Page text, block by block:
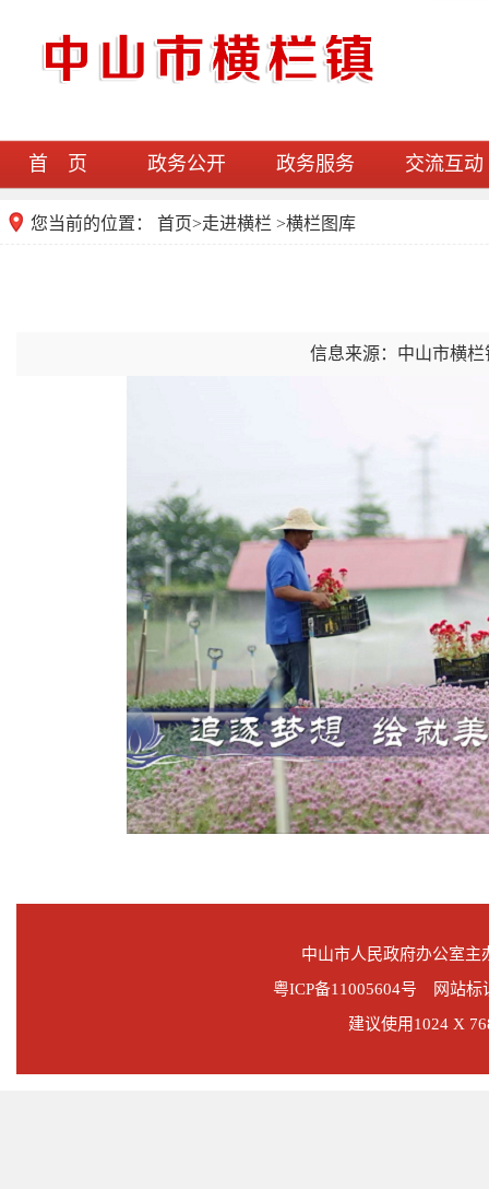
首 页 政务公开 政务服务 交流互动
您当前的位置： 首页>走进横栏 >横栏图库
信息来源：中山市横
中山市人民政府办公室
粤ICP备11005604号 网站标
建议使用1024 X